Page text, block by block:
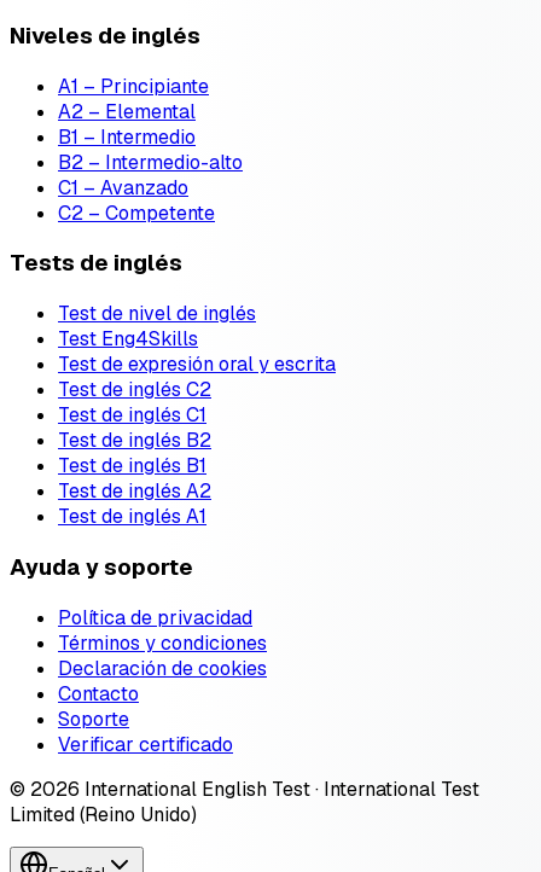
Niveles de inglés
A1 – Principiante
A2 – Elemental
B1 – Intermedio
B2 – Intermedio-alto
C1 – Avanzado
C2 – Competente
Tests de inglés
Test de nivel de inglés
Test Eng4Skills
Test de expresión oral y escrita
Test de inglés C2
Test de inglés C1
Test de inglés B2
Test de inglés B1
Test de inglés A2
Test de inglés A1
Ayuda y soporte
Política de privacidad
Términos y condiciones
Declaración de cookies
Contacto
Soporte
Verificar certificado
© 2026 International English Test · International Test
Limited (Reino Unido)